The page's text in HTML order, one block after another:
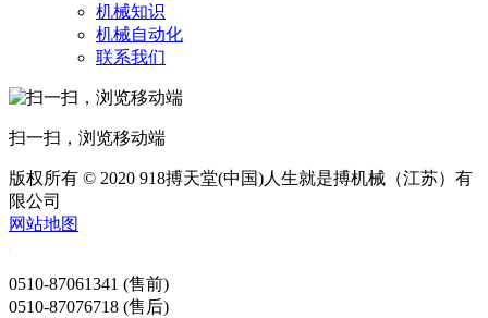
机械知识
机械自动化
联系我们
扫一扫，浏览移动端
版权所有 © 2020 918搏天堂(中国)人生就是搏机械（江苏）有
限公司
网站地图
0510-87061341 (售前)
0510-87076718 (售后)